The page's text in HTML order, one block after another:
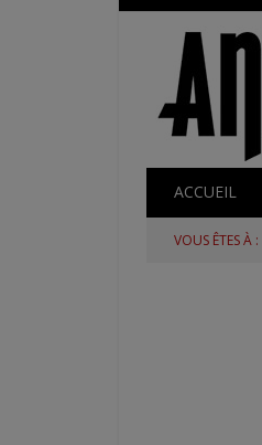
ACCUEIL
VOUS ÊTES À :